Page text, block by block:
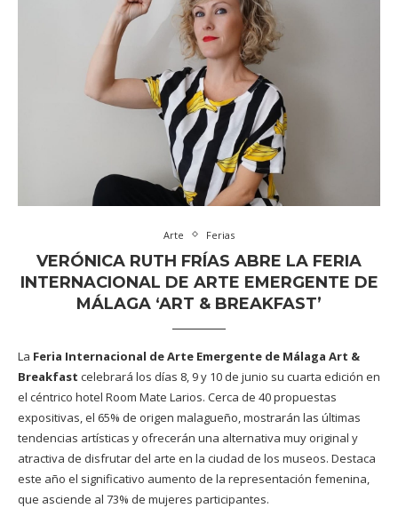
Arte Ferias
VERÓNICA RUTH FRÍAS ABRE LA FERIA
INTERNACIONAL DE ARTE EMERGENTE DE
MÁLAGA ‘ART & BREAKFAST’
La Feria Internacional de Arte Emergente de Málaga Art &
Breakfast celebrará los días 8, 9 y 10 de junio su cuarta edición en
el céntrico hotel Room Mate Larios. Cerca de 40 propuestas
expositivas, el 65% de origen malagueño, mostrarán las últimas
tendencias artísticas y ofrecerán una alternativa muy original y
atractiva de disfrutar del arte en la ciudad de los museos. Destaca
este año el significativo aumento de la representación femenina,
que asciende al 73% de mujeres participantes.